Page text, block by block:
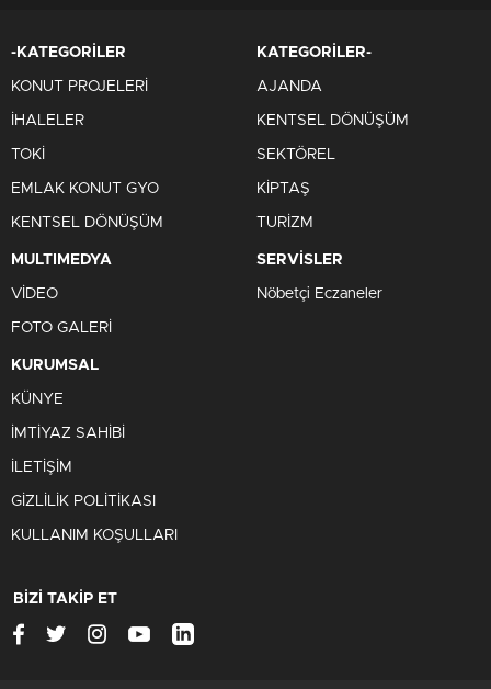
-KATEGORİLER
KONUT PROJELERİ
İHALELER
TOKİ
EMLAK KONUT GYO
KENTSEL DÖNÜŞÜM
KATEGORİLER-
AJANDA
KENTSEL DÖNÜŞÜM
SEKTÖREL
KİPTAŞ
TURİZM
MULTIMEDYA
VİDEO
FOTO GALERİ
SERVİSLER
Nöbetçi Eczaneler
KURUMSAL
KÜNYE
İMTİYAZ SAHİBİ
İLETİŞİM
GİZLİLİK POLİTİKASI
KULLANIM KOŞULLARI
BİZİ TAKİP ET